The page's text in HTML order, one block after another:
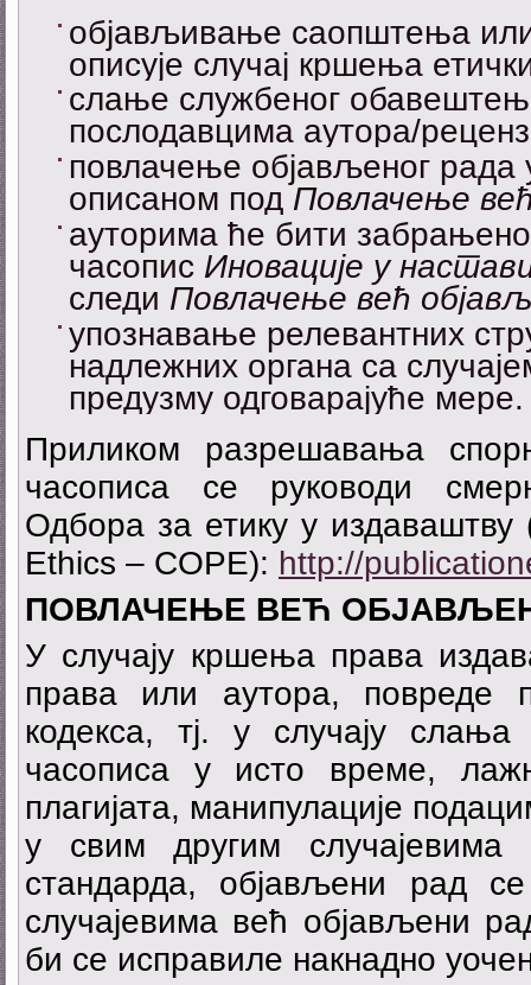
објављивање саопштења
описује случај кршења
слање службеног
послодавцима аутора/
повлачење објављеног рада
описаном под Повлачење
ауторима ће бити
часопис Иновације у
следи Повлачење већ
упознавање релевантних
надлежних органа са
предузму одговарајуће мере.
Приликом разрешавања
часописа се руководи
Одбора за етику у
Ethics – COPE): http://
ПОВЛАЧЕЊЕ ВЕЋ
У случају кршења права
права или аутора, повреде
кодекса, тј. у случају
часописа у исто време,
плагијата, манипулације
у свим другим случајевима
стандарда, објављени рад
случајевима већ објављени
би се исправиле накнадно